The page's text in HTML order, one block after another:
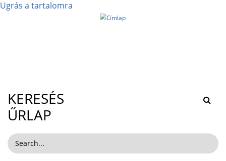
Ugrás a tartalomra
KERESÉS
ŰRLAP